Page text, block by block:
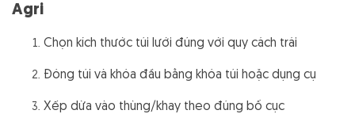
Agri
Chọn kích thước túi lưới đúng với quy cách trái
Đóng túi và khóa đầu bằng khóa túi hoặc dụng cụ
Xếp dừa vào thùng/khay theo đúng bố cục